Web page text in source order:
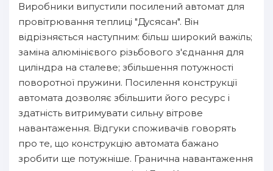
Виробники випустили посилений автомат для
провітрювання теплиці "Дусясан". Він
відрізняється наступним: більш широкий важіль;
заміна алюмінієвого різьбового з'єднання для
циліндра на сталеве; збільшення потужності
поворотної пружини. Посилення конструкції
автомата дозволяє збільшити його ресурс і
здатність витримувати сильну вітрове
навантаження. Відгуки споживачів говорять
про те, що конструкцію автомата бажано
зробити ще потужніше. Гранична навантаження